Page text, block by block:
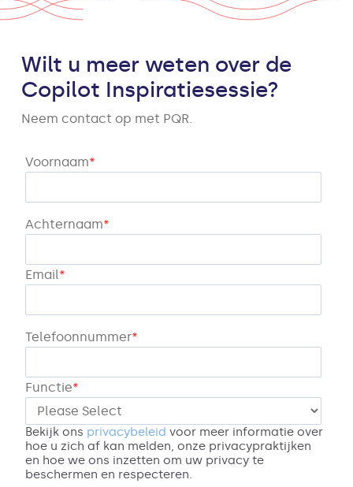
Wilt u meer weten over de
Copilot Inspiratiesessie?
Neem contact op met PQR.
Voornaam*
Achternaam*
Email*
Telefoonnummer*
Functie*
Bekijk ons privacybeleid voor meer informatie over
hoe u zich af kan melden, onze privacypraktijken
en hoe we ons inzetten om uw privacy te
beschermen en respecteren.